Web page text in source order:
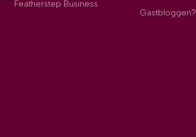
Featherstep Business
Gastbloggen?